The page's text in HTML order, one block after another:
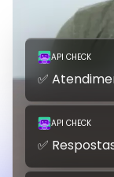
API CHECK
✅
API CHECK
✅